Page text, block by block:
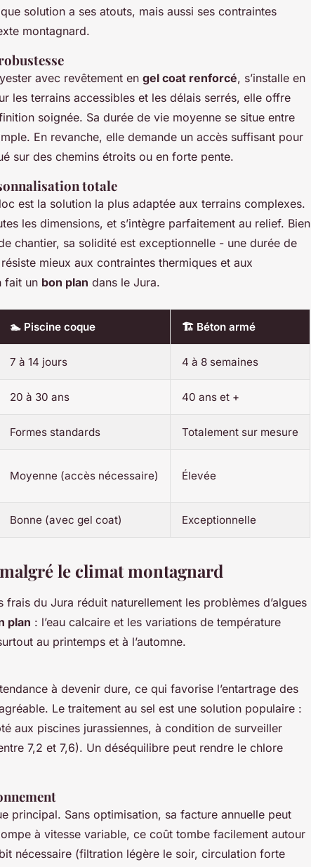
solution a ses atouts, mais aussi ses contraintes
montagnard.
avec revêtement en gel coat renforcé, s’installe en
les terrains accessibles et les délais serrés, elle offre
soignée. Sa durée de vie moyenne se situe entre
En revanche, elle demande un accès suffisant pour
sur des chemins étroits ou en forte pente.
totale
est la solution la plus adaptée aux terrains complexes.
les dimensions, et s’intègre parfaitement au relief. Bien
chantier, sa solidité est exceptionnelle - une durée de
mieux aux contraintes thermiques et aux
fait un bon plan dans le Jura.
🏊 Piscine coque 🏗️ Béton armé
7 à 14 jours 4 à 8 semaines
20 à 30 ans 40 ans et +
Formes standards Totalement sur mesure
Moyenne (accès nécessaire) Élevée
Bonne (avec gel coat) Exceptionnelle
le climat montagnard
du Jura réduit naturellement les problèmes d’algues
plan : l’eau calcaire et les variations de température
au printemps et à l’automne.
à devenir dure, ce qui favorise l’entartrage des
Le traitement au sel est une solution populaire :
aux piscines jurassiennes, à condition de surveiller
7,2 et 7,6). Un déséquilibre peut rendre le chlore
principal. Sans optimisation, sa facture annuelle peut
à vitesse variable, ce coût tombe facilement autour
nécessaire (filtration légère le soir, circulation forte